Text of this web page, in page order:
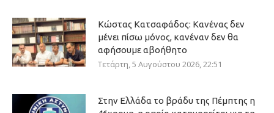
Κώστας Κατσαφάδος: Κανένας δεν
μένει πίσω μόνος, κανέναν δεν θα
αφήσουμε αβοήθητο
Τετάρτη, 5 Αυγούστου 2026, 22:51
Στην Ελλάδα το βράδυ της Πέμπτης η